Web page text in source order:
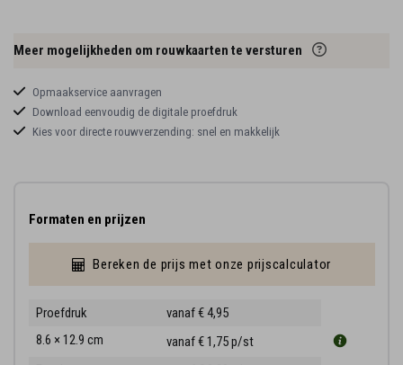
Meer mogelijkheden om rouwkaarten te versturen
Opmaakservice aanvragen
Download eenvoudig de digitale proefdruk
Kies voor directe rouwverzending: snel en makkelijk
Formaten en prijzen
Bereken de prijs met onze prijscalculator
Proefdruk
vanaf € 4,95
8.6 × 12.9 cm
vanaf € 1,75p/st